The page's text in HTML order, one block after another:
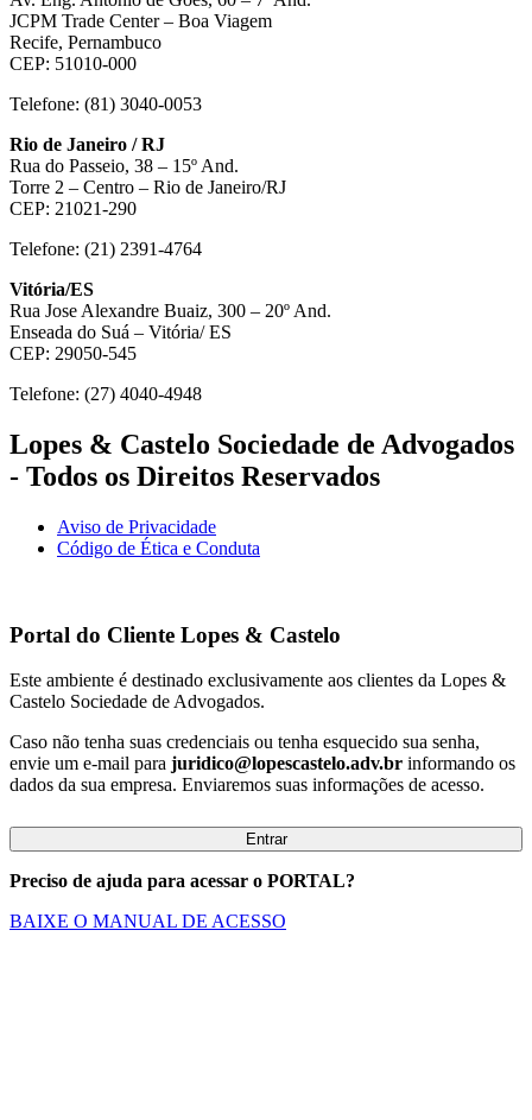
JCPM Trade Center – Boa Viagem
Recife, Pernambuco
CEP: 51010-000
Telefone: (81) 3040-0053
Rio de Janeiro / RJ
Rua do Passeio, 38 – 15º And.
Torre 2 – Centro – Rio de Janeiro/RJ
CEP: 21021-290
Telefone: (21) 2391-4764
Vitória/ES
Rua Jose Alexandre Buaiz, 300 – 20º And.
Enseada do Suá – Vitória/ ES
CEP: 29050-545
Telefone: (27) 4040-4948
Lopes & Castelo Sociedade de Advogados
- Todos os Direitos Reservados
Aviso de Privacidade
Código de Ética e Conduta
Portal do Cliente Lopes & Castelo
Este ambiente é destinado exclusivamente aos clientes da Lopes &
Castelo Sociedade de Advogados.
Caso não tenha suas credenciais ou tenha esquecido sua senha,
envie um e-mail para juridico@lopescastelo.adv.br informando os
dados da sua empresa. Enviaremos suas informações de acesso.
Entrar
Preciso de ajuda para acessar o PORTAL?
BAIXE O MANUAL DE ACESSO